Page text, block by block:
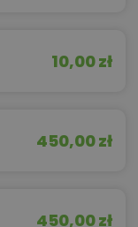
10,00 zł
450,00 zł
450,00 zł